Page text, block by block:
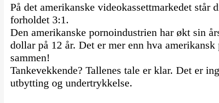
På det amerikanske videokassettmarkedet
forholdet 3:1.
Den amerikanske pornoindustrien har økt sin
dollar på 12 år. Det er mer enn hva
sammen!
Tankevekkende? Tallenes tale er klar. Det er
utbytting og undertrykkelse.